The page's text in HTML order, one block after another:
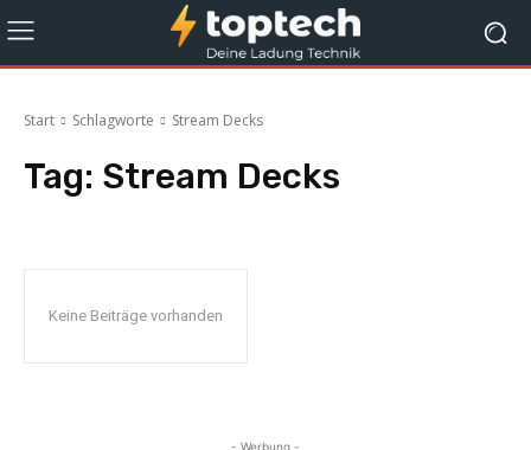
Start Schlagworte Stream Decks
Tag: Stream Decks
Keine Beiträge vorhanden
- Werbung -